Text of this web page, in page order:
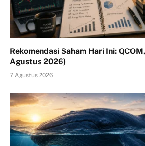
Rekomendasi Saham Hari Ini:
Agustus 2026)
7 Agustus 2026